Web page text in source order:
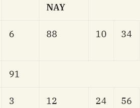
NAY
6 88 10 34
91
3 12 24 56